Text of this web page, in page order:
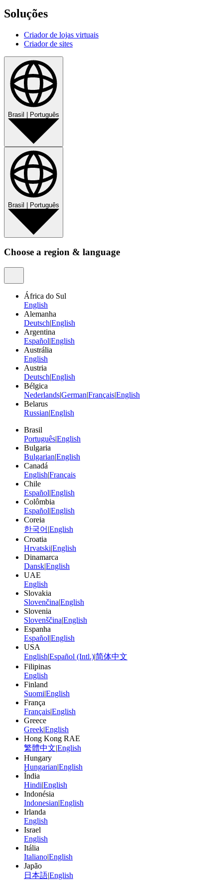
Soluções
Criador de lojas virtuais
Criador de sites
Brasil | Português
Brasil Português
Choose a region & language
África do Sul
English
Alemanha
Deutsch|English
Argentina
Español|English
Austrália
English
Austria
Deutsch|English
Bélgica
Nederlands|German|Français|English
Belarus
Russian|English
Brasil
Português|English
Bulgaria
Bulgarian|English
Canadá
English|Français
Chile
Español|English
Colômbia
Español|English
Coreia
한국어 |English
Croatia
Hrvatski|English
Dinamarca
Dansk|English
UAE
English
Slovakia
Slovenčina|English
Slovenia
Slovenščina|English
Espanha
Español|English
USA
English|Español (Intl.)|简体中文
Filipinas
English
Finland
Suomi|English
França
Français|English
Greece
Greek|English
Hong Kong RAE
繁體中文|English
Hungary
Hungarian|English
Índia
Hindi|English
Indonésia
Indonesian|English
Irlanda
English
Israel
English
Itália
Italiano|English
Japão
日本語|English